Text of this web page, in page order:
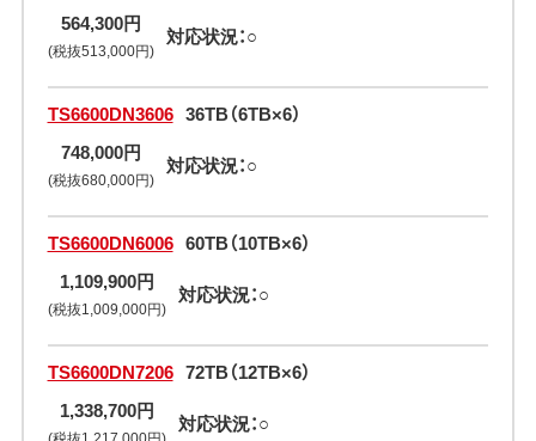
564,300円
(税抜513,000円)
対応状況：○
TS6600DN3606 36TB（6TB×6）
748,000円
(税抜680,000円)
対応状況：○
TS6600DN6006 60TB（10TB×6）
1,109,900円
(税抜1,009,000円)
対応状況：○
TS6600DN7206 72TB（12TB×6）
1,338,700円
対応状況：○